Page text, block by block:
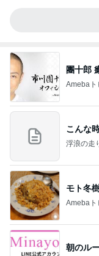
團十郎
Amebaト
こんな
浮浪の走
モト冬
Amebaト
朝のル